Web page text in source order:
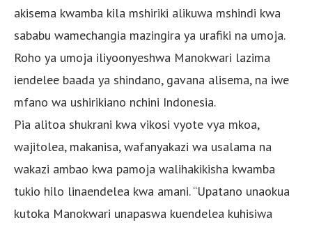
akisema kwamba kila mshiriki alikuwa mshindi kwa
sababu wamechangia mazingira ya urafiki na umoja.
Roho ya umoja iliyoonyeshwa Manokwari lazima
iendelee baada ya shindano, gavana alisema, na iwe
mfano wa ushirikiano nchini Indonesia.
Pia alitoa shukrani kwa vikosi vyote vya mkoa,
wajitolea, makanisa, wafanyakazi wa usalama na
wakazi ambao kwa pamoja walihakikisha kwamba
tukio hilo linaendelea kwa amani. “Upatano unaokua
kutoka Manokwari unapaswa kuendelea kuhisiwa